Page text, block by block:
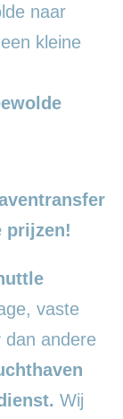
naar
kleine
prijzen!
vaste
dan andere
Wij